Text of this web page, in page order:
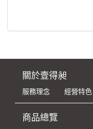
關於壹得昶
服務理念 經營特色
商品總覽